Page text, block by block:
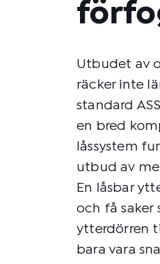
Utbudet av
räcker inte
standard
en bred
låssystem
utbud av
En låsbar
och få saker
ytterdörren
bara vara